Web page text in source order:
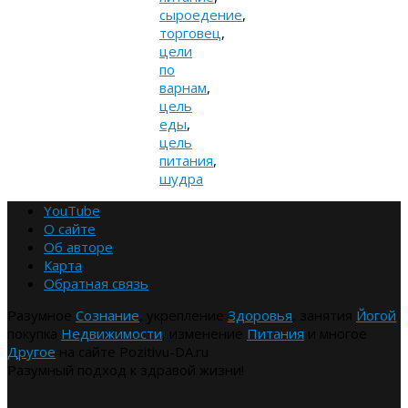
сыроедение,
торговец,
цели
по
варнам,
цель
еды,
цель
питания,
шудра
YouTube
О сайте
Об авторе
Карта
Обратная связь
Сознание Здоровья
Йогой
Недвижимости Питания
Другое